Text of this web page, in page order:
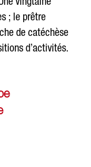
; le prêtre
de catéchèse
d’activités.